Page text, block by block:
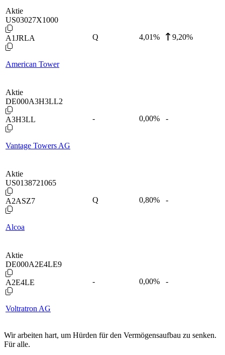
Aktie
US03027X1000
A1JRLA
American Tower
Q 4,01% 9,20%
Aktie
DE000A3H3LL2
A3H3LL
Vantage Towers AG
- 0,00% -
Aktie
US0138721065
A2ASZ7
Alcoa
Q 0,80% -
Aktie
DE000A2E4LE9
A2E4LE
Voltratron AG
- 0,00% -
Wir arbeiten hart, um Hürden für den Vermögensaufbau zu senken.
Für alle.